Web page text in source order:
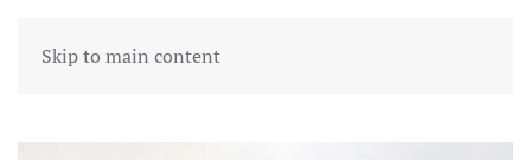
Skip to main content